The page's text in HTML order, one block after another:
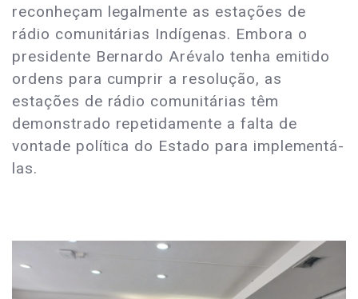
reconheçam legalmente as estações de
rádio comunitárias Indígenas. Embora o
presidente Bernardo Arévalo tenha emitido
ordens para cumprir a resolução, as
estações de rádio comunitárias têm
demonstrado repetidamente a falta de
vontade política do Estado para implementá-
las.